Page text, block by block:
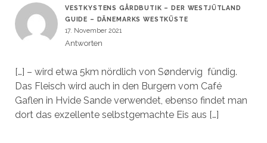
VESTKYSTENS GÅRDBUTIK – DER WESTJÜTLAND
GUIDE – DÄNEMARKS WESTKÜSTE
17. November 2021
Antworten
[…] – wird etwa 5km nördlich von Søndervig fündig.
Das Fleisch wird auch in den Burgern vom Café
Gaflen in Hvide Sande verwendet, ebenso findet man
dort das exzellente selbstgemachte Eis aus […]